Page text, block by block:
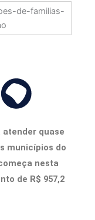
atender quase
municípios do
nesta
de R$ 957,2